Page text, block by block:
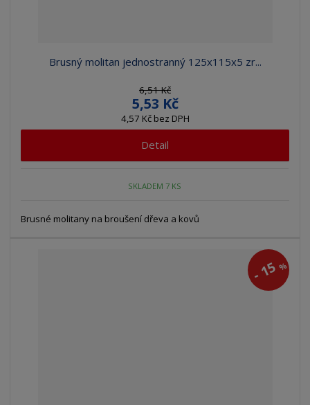
Brusný molitan jednostranný 125x115x5 zr...
6,51 Kč
5,53 Kč
4,57 Kč bez DPH
Detail
SKLADEM 7 KS
Brusné molitany na broušení dřeva a kovů
-15%